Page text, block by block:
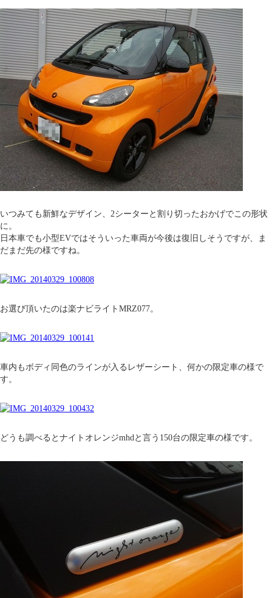
いつみても新鮮なデザイン、2シーターと割り切ったおかげでこの形状
に。
日本車でも小型EVではそういった車両が今後は復旧しそうですが、ま
だまだ先の様ですね。
お選び頂いたのは楽ナビライトMRZ077。
車内もボディ同色のラインが入るレザーシート、何かの限定車の様で
す。
どうも調べるとナイトオレンジmhdと言う150台の限定車の様です。